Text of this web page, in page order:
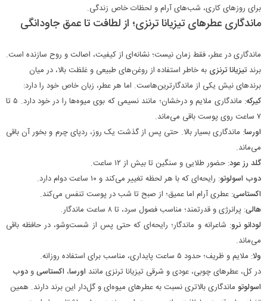
برای روزهای کاری، شب‌های آرام و لحظات خاص زندگی.
ماندگاری عطرهای تیزیانا ترنزی؛ از لطافت تا عمق جاودانگی
ماندگاری در عطر، فقط زمان نیست؛ نشانه‌ای از کیفیت، اصالت و روح سازنده است.
برند تیزیانا ترنزی به خاطر استفاده از روغن‌های طبیعی و غلظت بالا، در میان
برندهای نیش یکی از ماندگارترین‌هاست. اما هر عطر، زبان خاص خود را دارد:
کیرکه
: ماندگاری ملایم و درخشان؛ مانند نسیمی که بوی میوه‌ها را در خود دارد. ۵ تا
۷ ساعت روی پوست باقی می‌ماند.
اورسا: ماندگاری بسیار بالا. حتی پس از گذشت یک روز، ردپای چرم و بخور آن باقی
می‌ماند.
گلد رز عود: حضور طلایی و سنگین تا بیش از ۱۲ ساعت.
دوب اسولوتو: رایحه‌ای که با هر لحظه تغییر می‌کند و ۱۰ ساعت دوام دارد.
اکستاسی: عطری آرام اما عمیق؛ از صبح تا شب در پوست تنفس می‌کند.
هالی: پرانرژی و قدرتمند؛ مناسب فصول سرد، تا ۸ ساعت ماندگار.
لودانو نرو: شاعرانه و ماندگار؛ رایحه‌ای که حتی پس از شست‌وشو، در حافظه باقی
می‌ماند.
ولا: ملایم و ظریف؛ حدود ۵ ساعت پایداری، مناسب برای استفاده روزانه.
در کل، عطرهای چوبی، عودی و شرقی تیزیانا ترنزی مانند اورسا، اکستاسیو دوب
اسولوتو ماندگاری بالاتری نسبت به عطرهای میوه‌ای و گل‌دار این برند دارند. همین